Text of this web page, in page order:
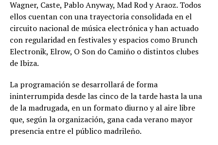
Wagner, Caste, Pablo Anyway, Mad Rod y Araoz. Todos
ellos cuentan con una trayectoria consolidada en el
circuito nacional de música electrónica y han actuado
con regularidad en festivales y espacios como Brunch
Electronik, Elrow, O Son do Camiño o distintos clubes
de Ibiza.
La programación se desarrollará de forma
ininterrumpida desde las cinco de la tarde hasta la una
de la madrugada, en un formato diurno y al aire libre
que, según la organización, gana cada verano mayor
presencia entre el público madrileño.